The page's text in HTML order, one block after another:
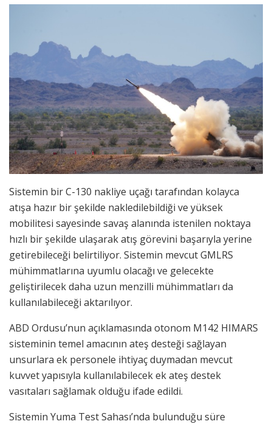
Sistemin bir C-130 nakliye uçağı tarafından kolayca
atışa hazır bir şekilde nakledilebildiği ve yüksek
mobilitesi sayesinde savaş alanında istenilen noktaya
hızlı bir şekilde ulaşarak atış görevini başarıyla yerine
getirebileceği belirtiliyor. Sistemin mevcut GMLRS
mühimmatlarına uyumlu olacağı ve gelecekte
geliştirilecek daha uzun menzilli mühimmatları da
kullanılabileceği aktarılıyor.
ABD Ordusu’nun açıklamasında otonom M142 HIMARS
sisteminin temel amacının ateş desteği sağlayan
unsurlara ek personele ihtiyaç duymadan mevcut
kuvvet yapısıyla kullanılabilecek ek ateş destek
vasıtaları sağlamak olduğu ifade edildi.
Sistemin Yuma Test Sahası’nda bulunduğu süre